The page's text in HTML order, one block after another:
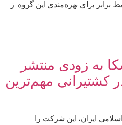
برای بهره‌مندی این گروه از
به زودی منتشر
کشتیرانی مهم‌ترین
ایران، این شرکت را